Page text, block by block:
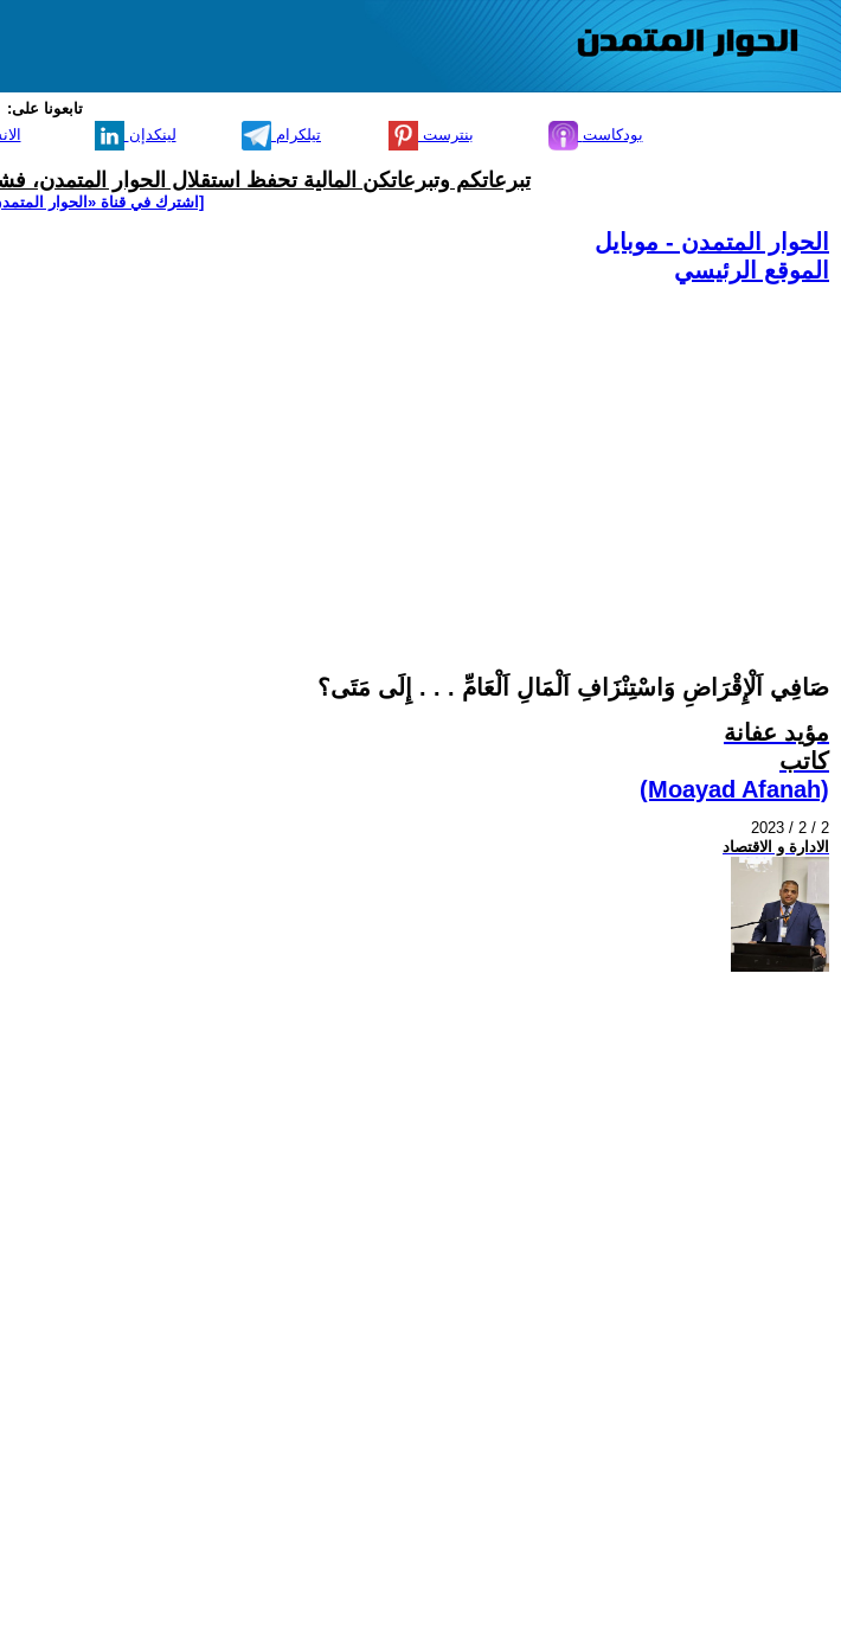
تابعونا على:
لينكدإن تيلكرام بنترست بودكاست
تبرعاتكم وتبرعاتكن المالية تحفظ استقلال الحوار المتمدن،
[اشترك في قناة ‫«الحوار
الحوار المتمدن - موبايل
الموقع الرئيسي
صَافِي اَلْإِقْرَاضِ وَاسْتِنْزَافِ اَلْمَالِ اَلْعَامِّ . . . إِلَى مَتَى؟
مؤيد عفانة
كاتب
(Moayad Afanah)
2023 / 2 / 2
الادارة و الاقتصاد